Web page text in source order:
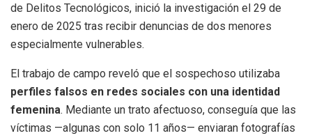
de Delitos Tecnológicos, inició la investigación el 29 de
enero de 2025 tras recibir denuncias de dos menores
especialmente vulnerables.
El trabajo de campo reveló que el sospechoso utilizaba
perfiles falsos en redes sociales con una identidad
femenina. Mediante un trato afectuoso, conseguía que las
víctimas —algunas con solo 11 años— enviaran fotografías